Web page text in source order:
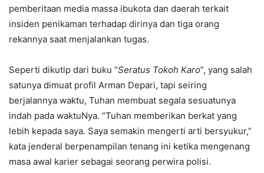
pemberitaan media massa ibukota dan daerah terkait
insiden penikaman terhadap dirinya dan tiga orang
rekannya saat menjalankan tugas.
Seperti dikutip dari buku “Seratus Tokoh Karo”, yang salah
satunya dimuat profil Arman Depari, tapi seiring
berjalannya waktu, Tuhan membuat segala sesuatunya
indah pada waktuNya. “Tuhan memberikan berkat yang
lebih kepada saya. Saya semakin mengerti arti bersyukur,”
kata jenderal berpenampilan tenang ini ketika mengenang
masa awal karier sebagai seorang perwira polisi.